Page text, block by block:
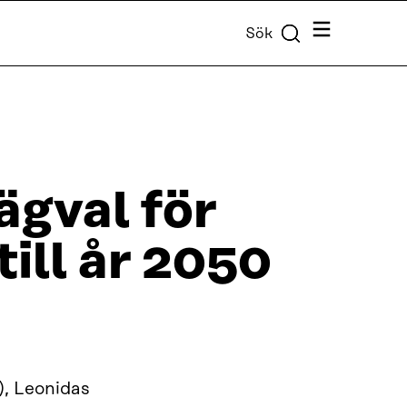
Sök Meny
för
år 2050
Leonidas